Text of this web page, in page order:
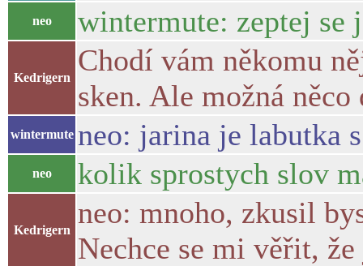
neo wintermute: zeptej se
Kedrigern
Chodí vám někomu
sken. Ale možná něco
wintermute neo: jarina je labutka
neo kolik sprostych slov
Kedrigern
neo: mnoho, zkusil
Nechce se mi věřit,